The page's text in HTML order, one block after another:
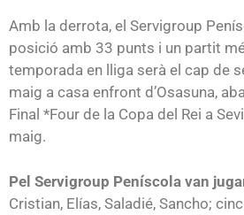
Amb la derrota, el Servigroup
posició amb 33 punts i un partit
temporada en lliga serà el cap de
maig a casa enfront d’Osasuna,
Final *Four de la Copa del Rei a
maig.
Pel Servigroup Peníscola van
Cristian, Elías, Saladié, Sancho; cinc